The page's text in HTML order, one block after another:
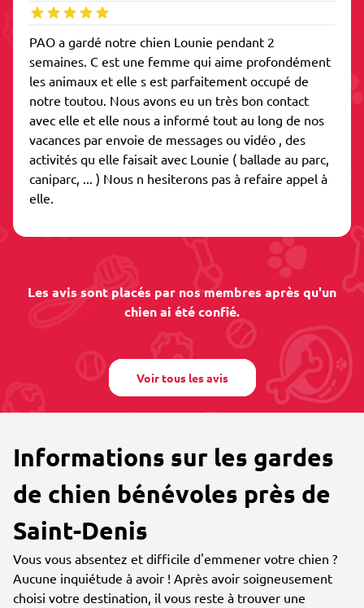
PAO a gardé notre chien Lounie pendant 2
semaines. C est une femme qui aime profondément
les animaux et elle s est parfaitement occupé de
notre toutou. Nous avons eu un très bon contact
avec elle et elle nous a informé tout au long de nos
vacances par envoie de messages ou vidéo , des
activités qu elle faisait avec Lounie ( ballade au parc,
caniparc, ... ) Nous n hesiterons pas à refaire appel à
elle.
Les avis sont placés par nos membres après qu'un
chien ai été confié.
Voir tous les avis
Informations sur les gardes
de chien bénévoles près de
Saint-Denis
Vous vous absentez et difficile d'emmener votre chien ?
Aucune inquiétude à avoir ! Après avoir soigneusement
choisi votre destination, il vous reste à trouver une